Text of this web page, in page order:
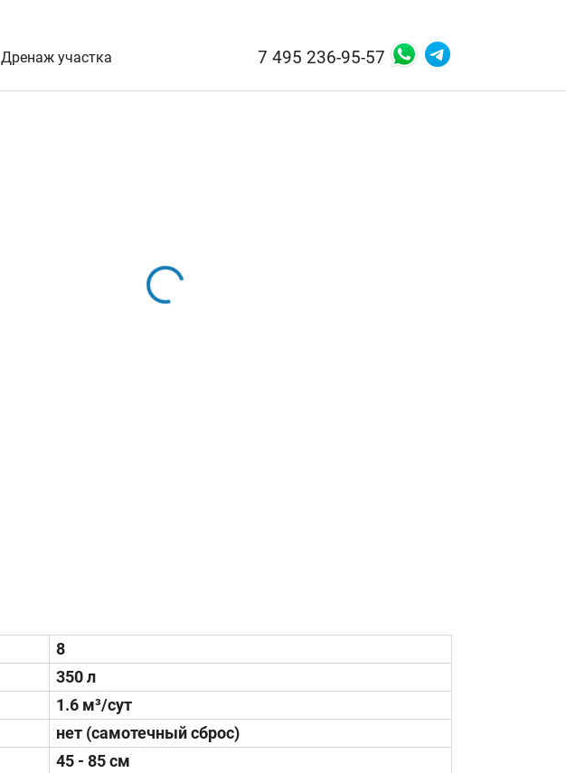
Дренаж участка 7 495 236-95-57
8
350 л
1.6 м³/сут
нет (самотечный сброс)
45 - 85 см